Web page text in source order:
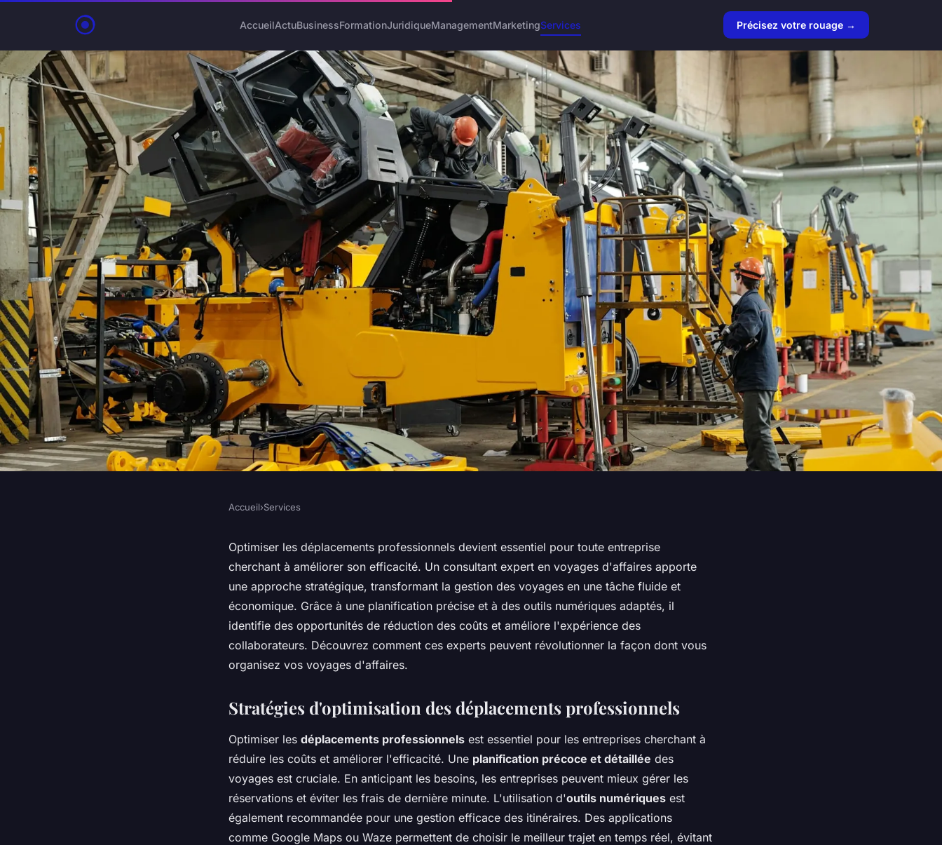
AccueilActuBusinessFormationJuridiqueManagementMarketingServices Précisez votre rouage →
Optimiser vos déplacements
professionnels avec un consultant
Accueil›Services
Optimiser les déplacements professionnels devient essentiel pour toute entreprise
cherchant à améliorer son efficacité. Un consultant expert en voyages d'affaires apporte
une approche stratégique, transformant la gestion des voyages en une tâche fluide et
économique. Grâce à une planification précise et à des outils numériques adaptés, il
identifie des opportunités de réduction des coûts et améliore l'expérience des
collaborateurs. Découvrez comment ces experts peuvent révolutionner la façon dont vous
organisez vos voyages d'affaires.
Stratégies d'optimisation des déplacements professionnels
Optimiser les déplacements professionnels est essentiel pour les entreprises cherchant à
réduire les coûts et améliorer l'efficacité. Une planification précoce et détaillée des
voyages est cruciale. En anticipant les besoins, les entreprises peuvent mieux gérer les
réservations et éviter les frais de dernière minute. L'utilisation d'outils numériques est
également recommandée pour une gestion efficace des itinéraires. Des applications
comme Google Maps ou Waze permettent de choisir le meilleur trajet en temps réel, évitant